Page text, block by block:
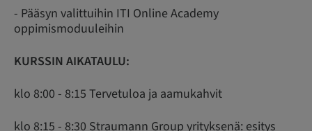
- Pääsyn valittuihin ITI Online Academy
oppimismoduuleihin
KURSSIN AIKATAULU:
klo 8:00 - 8:15 Tervetuloa ja aamukahvit
klo 8:15 - 8:30 Straumann Group yrityksenä: esitys